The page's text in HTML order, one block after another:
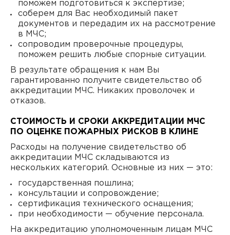
поможем подготовиться к экспертизе;
соберем для Вас необходимый пакет
документов и передадим их на рассмотрение
в МЧС;
сопроводим проверочные процедуры,
поможем решить любые спорные ситуации.
В результате обращения к нам Вы
гарантированно получите свидетельство об
аккредитации МЧС. Никаких проволочек и
отказов.
СТОИМОСТЬ И СРОКИ АККРЕДИТАЦИИ МЧС
ПО ОЦЕНКЕ ПОЖАРНЫХ РИСКОВ В КЛИНЕ
Расходы на получение свидетельство об
аккредитации МЧС складываются из
нескольких категорий. Основные из них — это:
государственная пошлина;
консультации и сопровождение;
сертификация технического оснащения;
при необходимости — обучение персонала.
На аккредитацию уполномоченным лицам МЧС